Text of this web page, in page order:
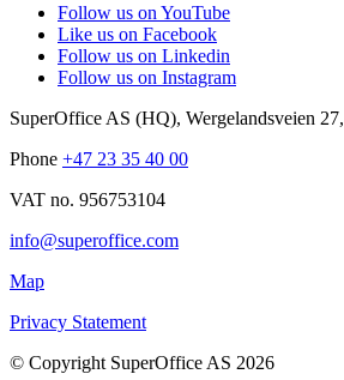
Follow us on YouTube
Like us on Facebook
Follow us on Linkedin
Follow us on Instagram
SuperOffice AS (HQ), Wergelandsveien 27,
Phone +47 23 35 40 00
VAT no. 956753104
info@superoffice.com
Map
Privacy Statement
© Copyright SuperOffice AS 2026